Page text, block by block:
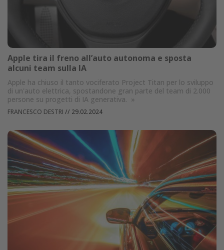
Apple tira il freno all’auto autonoma e sposta
alcuni team sulla IA
Apple ha chiuso il tanto vociferato Project Titan per lo sviluppo
di un'auto elettrica, spostandone gran parte del team di 2.000
persone su progetti di IA generativa. »
FRANCESCO DESTRI // 29.02.2024